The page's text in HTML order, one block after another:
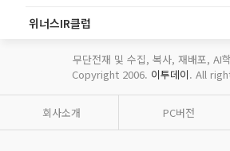
위너스IR클럽
무단전재 및 수집, 복사, 재배포, AI
Copyright 2006. 이투데이. All
회사소개 PC버전